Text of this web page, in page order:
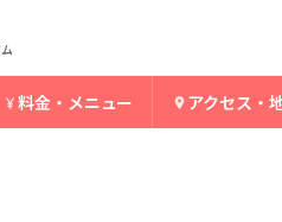
料金・メニュー アクセス・
院